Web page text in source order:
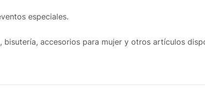
especiales.
accesorios para mujer y otros artículos